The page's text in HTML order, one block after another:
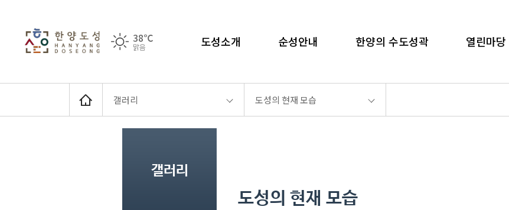
38℃
맑음 도성소개 순성안내 한양의 수도성곽 열린마당
language
갤러리 도성의 현재 모습
갤러리
도성의 현재 모습